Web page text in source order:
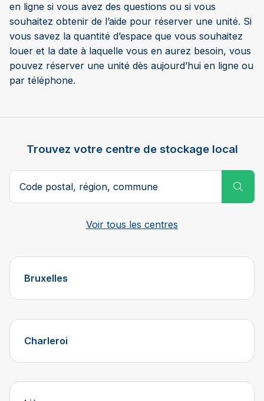
en ligne si vous avez des questions ou si vous
souhaitez obtenir de l’aide pour réserver une unité. Si
vous savez la quantité d’espace que vous souhaitez
louer et la date à laquelle vous en aurez besoin, vous
pouvez réserver une unité dès aujourd’hui en ligne ou
par téléphone.
Trouvez votre centre de stockage local
Code postal ou ville
Voir tous les centres
Bruxelles
Charleroi